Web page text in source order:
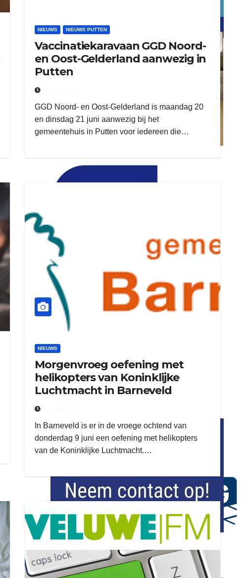
word vrijwilliger (1)
zielman
delangekortland
kleijer
refreshed webdesign putten
download onzze App
ook adverteren
NIEUWS NIEUWS PUTTEN
Vaccinatiekaravaan GGD Noord-
en Oost-Gelderland aanwezig in
Putten
GGD Noord- en Oost-Gelderland is maandag 20
en dinsdag 21 juni aanwezig bij het
gemeentehuis in Putten voor iedereen die…
NIEUWS
Morgenvroeg oefening met
helikopters van Koninklijke
Luchtmacht in Barneveld
In Barneveld is er in de vroege ochtend van
donderdag 9 juni een oefening met helikopters
van de Koninklijke Luchtmacht.…